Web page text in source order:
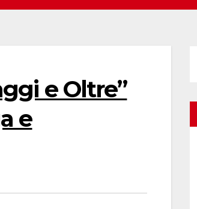
e Oltre”
e